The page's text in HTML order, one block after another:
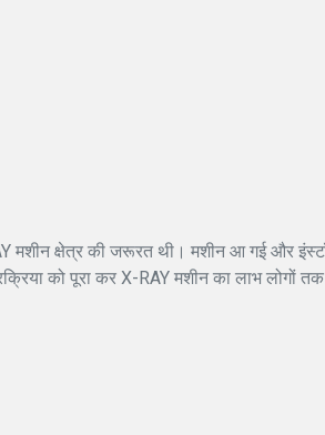
मशीन क्षेत्र की जरूरत थी। मशीन आ गई और
को पूरा कर X-RAY मशीन का लाभ लोगों